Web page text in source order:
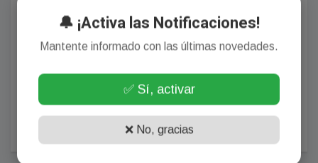
Mundos íntimos. Un guardavidas ayudó a una mujer a ir
al agua. Subí la foto y se viralizó. Sorpresa: la gentileza
aún es un valor.
🔔 ¡Activa las Notificaciones!
Mantente informado con las últimas novedades.
✅ Sí, activar
❌ No, gracias